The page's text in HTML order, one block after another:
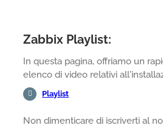
Zabbix Playlist:
In questa pagina, offriamo un
elenco di video relativi
Playlist
Non dimenticare di iscriverti al